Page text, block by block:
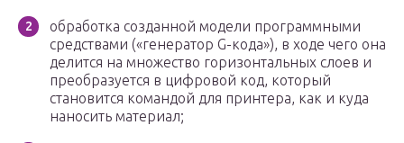
обработка созданной модели программными
средствами («генератор G-кода»), в ходе чего она
делится на множество горизонтальных слоев и
преобразуется в цифровой код, который
становится командой для принтера, как и куда
наносить материал;